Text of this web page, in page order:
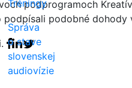
Tréningy
Správa
o stave
slovenskej
audiovízie
podprogramoch
podpísali podobné dohody
Facebook share
Linkedin share
Tweet